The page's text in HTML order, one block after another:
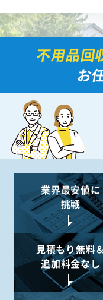
不用品回
お
業界最安値に
挑戦
見積もり無料＆
追加料金なし